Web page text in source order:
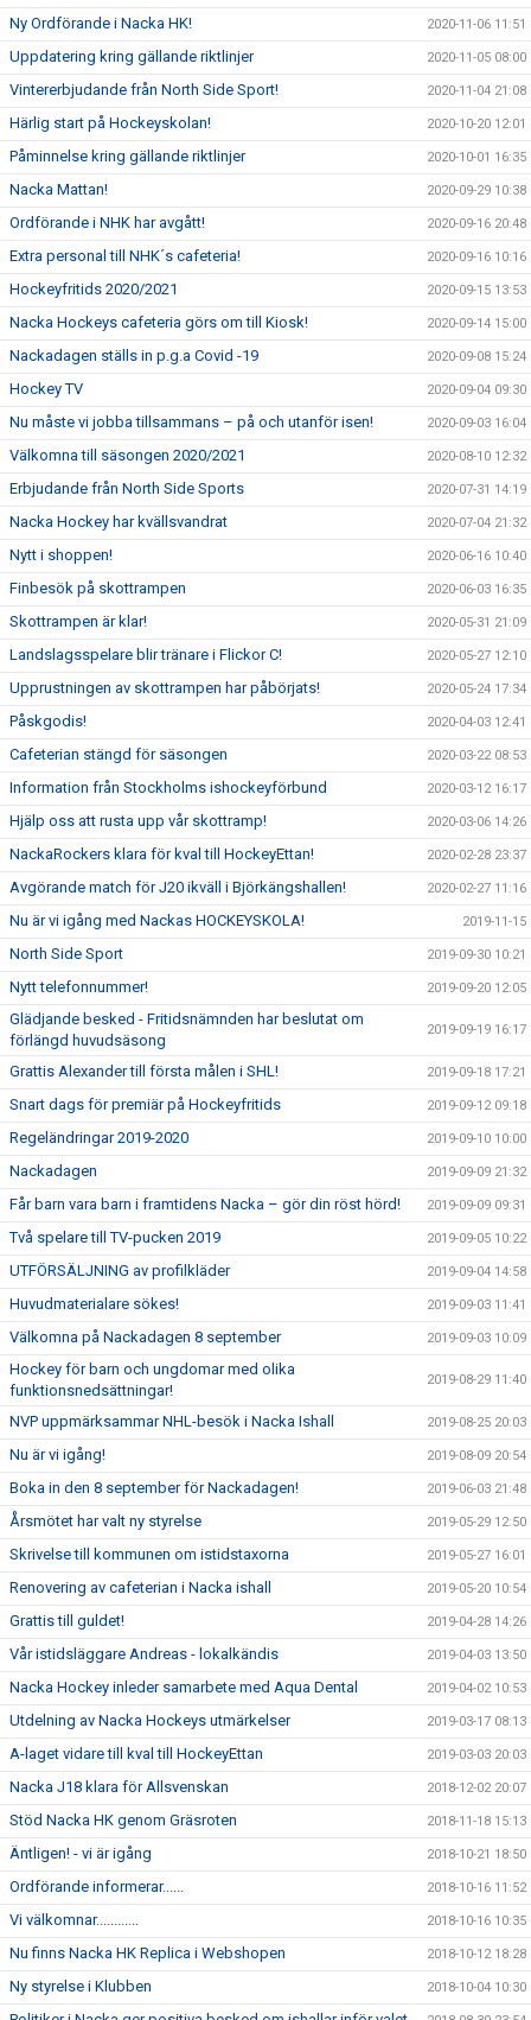
Ny Ordförande i Nacka HK! 2020-11-06 11:51
Uppdatering kring gällande riktlinjer 2020-11-05 08:00
Vintererbjudande från North Side Sport! 2020-11-04 21:08
Härlig start på Hockeyskolan! 2020-10-20 12:01
Påminnelse kring gällande riktlinjer 2020-10-01 16:35
Nacka Mattan! 2020-09-29 10:38
Ordförande i NHK har avgått! 2020-09-16 20:48
Extra personal till NHK´s cafeteria! 2020-09-16 10:16
Hockeyfritids 2020/2021 2020-09-15 13:53
Nacka Hockeys cafeteria görs om till Kiosk! 2020-09-14 15:00
Nackadagen ställs in p.g.a Covid -19 2020-09-08 15:24
Hockey TV 2020-09-04 09:30
Nu måste vi jobba tillsammans – på och utanför isen! 2020-09-03 16:04
Välkomna till säsongen 2020/2021 2020-08-10 12:32
Erbjudande från North Side Sports 2020-07-31 14:19
Nacka Hockey har kvällsvandrat 2020-07-04 21:32
Nytt i shoppen! 2020-06-16 10:40
Finbesök på skottrampen 2020-06-03 16:35
Skottrampen är klar! 2020-05-31 21:09
Landslagsspelare blir tränare i Flickor C! 2020-05-27 12:10
Upprustningen av skottrampen har påbörjats! 2020-05-24 17:34
Påskgodis! 2020-04-03 12:41
Cafeterian stängd för säsongen 2020-03-22 08:53
Information från Stockholms ishockeyförbund 2020-03-12 16:17
Hjälp oss att rusta upp vår skottramp! 2020-03-06 14:26
NackaRockers klara för kval till HockeyEttan! 2020-02-28 23:37
Avgörande match för J20 ikväll i Björkängshallen! 2020-02-27 11:16
Nu är vi igång med Nackas HOCKEYSKOLA! 2019-11-15
North Side Sport 2019-09-30 10:21
Nytt telefonnummer! 2019-09-20 12:05
Glädjande besked - Fritidsnämnden har beslutat om
förlängd huvudsäsong
2019-09-19 16:17
Grattis Alexander till första målen i SHL! 2019-09-18 17:21
Snart dags för premiär på Hockeyfritids 2019-09-12 09:18
Regeländringar 2019-2020 2019-09-10 10:00
Nackadagen 2019-09-09 21:32
Får barn vara barn i framtidens Nacka – gör din röst hörd! 2019-09-09 09:31
Två spelare till TV-pucken 2019 2019-09-05 10:22
UTFÖRSÄLJNING av profilkläder 2019-09-04 14:58
Huvudmaterialare sökes! 2019-09-03 11:41
Välkomna på Nackadagen 8 september 2019-09-03 10:09
Hockey för barn och ungdomar med olika
funktionsnedsättningar!
2019-08-29 11:40
NVP uppmärksammar NHL-besök i Nacka Ishall 2019-08-25 20:03
Nu är vi igång! 2019-08-09 20:54
Boka in den 8 september för Nackadagen! 2019-06-03 21:48
Årsmötet har valt ny styrelse 2019-05-29 12:50
Skrivelse till kommunen om istidstaxorna 2019-05-27 16:01
Renovering av cafeterian i Nacka ishall 2019-05-20 10:54
Grattis till guldet! 2019-04-28 14:26
Vår istidsläggare Andreas - lokalkändis 2019-04-03 13:50
Nacka Hockey inleder samarbete med Aqua Dental 2019-04-02 10:53
Utdelning av Nacka Hockeys utmärkelser 2019-03-17 08:13
A-laget vidare till kval till HockeyEttan 2019-03-03 20:03
Nacka J18 klara för Allsvenskan 2018-12-02 20:07
Stöd Nacka HK genom Gräsroten 2018-11-18 15:13
Äntligen! - vi är igång 2018-10-21 18:50
Ordförande informerar...... 2018-10-16 11:52
Vi välkomnar............ 2018-10-16 10:35
Nu finns Nacka HK Replica i Webshopen 2018-10-12 18:28
Ny styrelse i Klubben 2018-10-04 10:30